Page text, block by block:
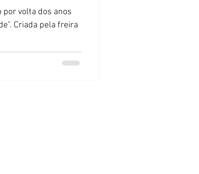
volta dos anos
Criada pela freira